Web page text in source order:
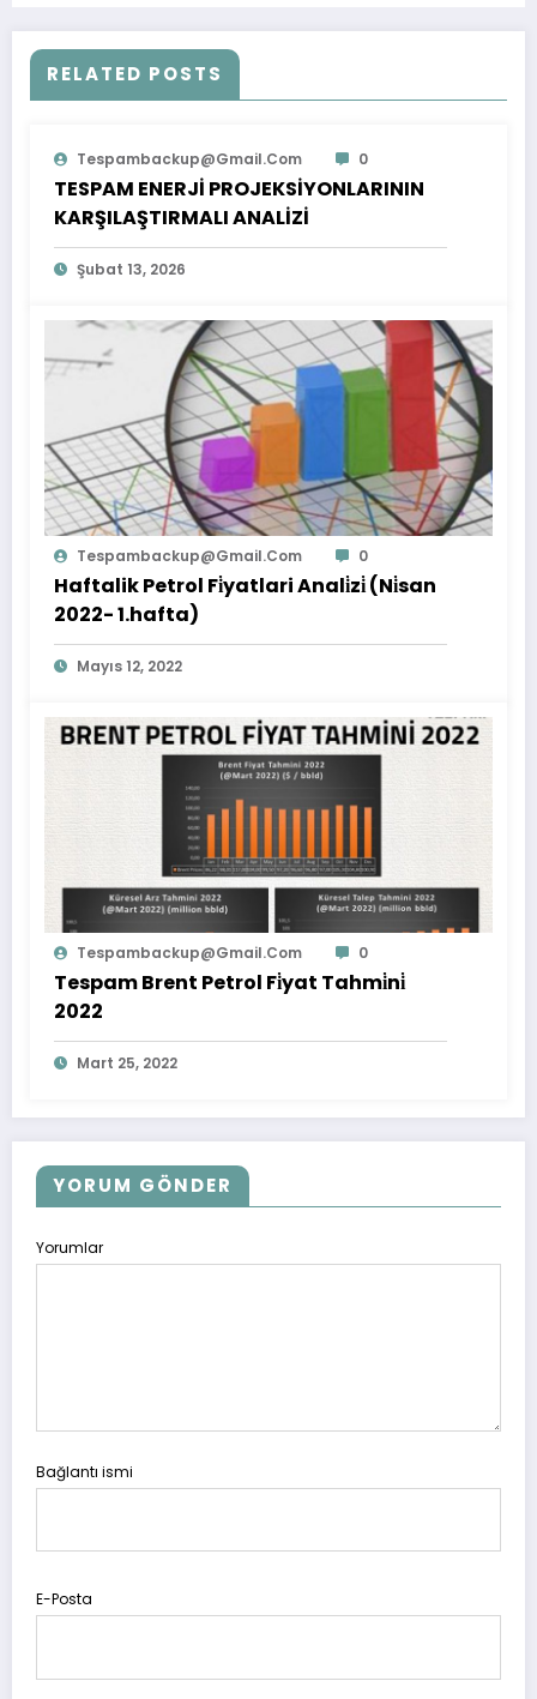
RELATED POSTS
Tespambackup@gmail.com 0
TESPAM ENERJİ PROJEKSİYONLARININ
KARŞILAŞTIRMALI ANALİZİ
Şubat 13, 2026
Tespambackup@gmail.com 0
Haftalik Petrol Fi̇yatlari Anali̇zi̇ (Ni̇san
2022- 1.hafta)
Mayıs 12, 2022
Tespambackup@gmail.com 0
Tespam Brent Petrol Fi̇yat Tahmi̇ni̇
2022
Mart 25, 2022
YORUM GÖNDER
Yorumlar
Bağlantı ismi
E-Posta